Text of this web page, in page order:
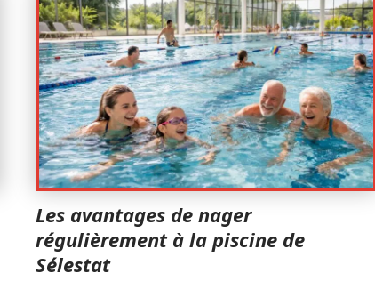
Les avantages de nager
régulièrement à la piscine de
Sélestat